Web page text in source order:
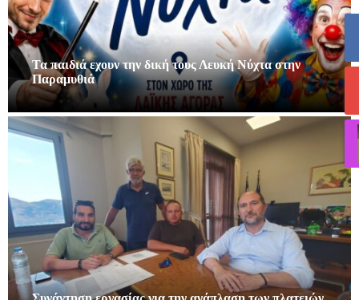
Τα παιδιά εχουν την δική τους Λευκή Νύχτα στην
Παραμυθιά